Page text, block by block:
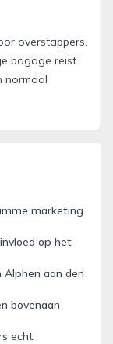
overstappers.
bagage reist
normaal
marketing
op het
aan den
bovenaan
echt